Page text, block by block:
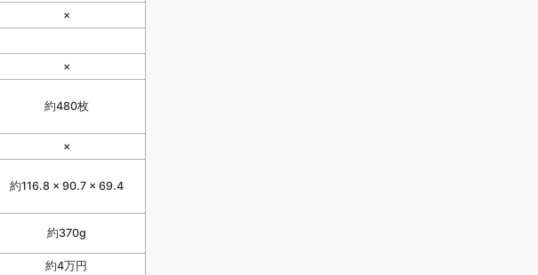
×
×
約480枚
×
約116.8 × 90.7 × 69.4
約370g
約4万円